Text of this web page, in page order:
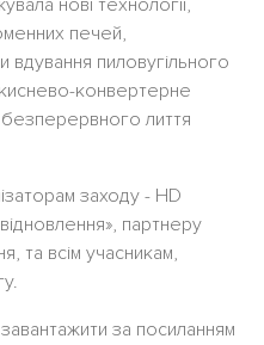
нові технології,
печей,
пиловугільного
конвертерне
лиття
заходу - HD
партнеру
та всім учасникам,
за посиланням